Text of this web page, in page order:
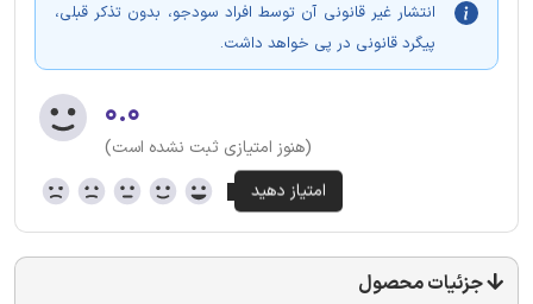
انتشار غیر قانونی آن توسط افراد سودجو، بدون تذکر قبلی،
پیگرد قانونی در پی خواهد داشت.
۰.۰
(هنوز امتیازی ثبت نشده است)
جزئیات محصول